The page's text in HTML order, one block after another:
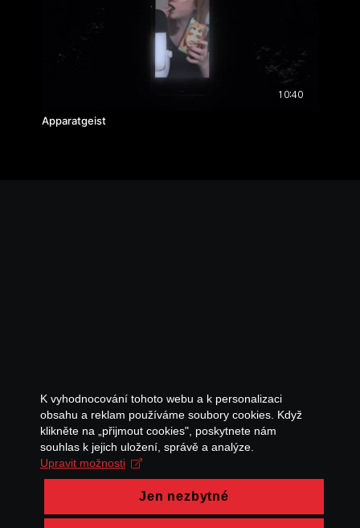
10:40
Apparatgeist
K vyhodnocování tohoto webu a k personalizaci
obsahu a reklam používáme soubory cookies. Když
klikněte na „přijmout cookies", poskytnete nám
souhlas k jejich uložení, správě a analýze.
Upravit možnosti
Jen nezbytné